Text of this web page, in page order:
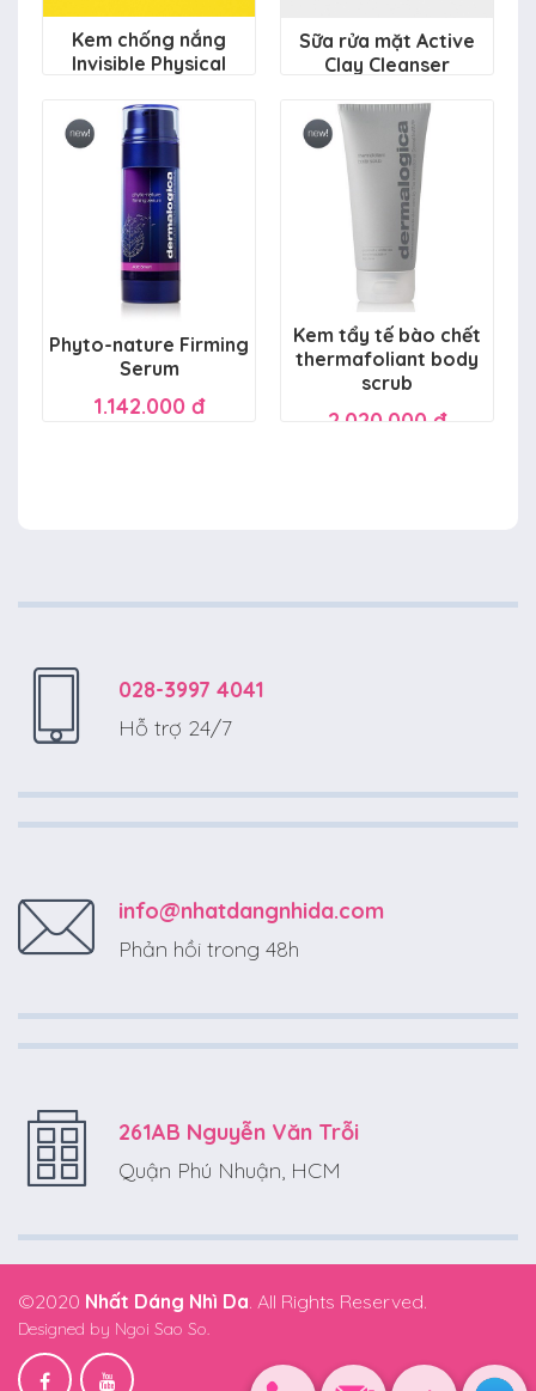
Kem chống nắng
Invisible Physical
1.950.000 đ
Sữa rửa mặt Active
Clay Cleanser
1.410.000 đ
Phyto-nature Firming
Serum
1.142.000 đ
Kem tẩy tế bào chết
thermafoliant body
scrub
2.020.000 đ
028-3997 4041
Hỗ trợ 24/7
info@nhatdangnhida.com
Phản hồi trong 48h
261AB Nguyễn Văn Trỗi
Quận Phú Nhuận, HCM
©2020 Nhất Dáng Nhì Da. All Rights Reserved.
Designed by Ngoi Sao So.